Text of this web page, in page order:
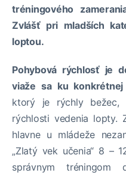
tréningového
Zvlášť pri mladších
loptou.
Pohybová rýchlosť je
viaže sa ku
ktorý je rýchly bežec,
rýchlosti vedenia lopty.
hlavne u mládeže
„Zlatý vek učenia“ 8 –
správnym tréningom